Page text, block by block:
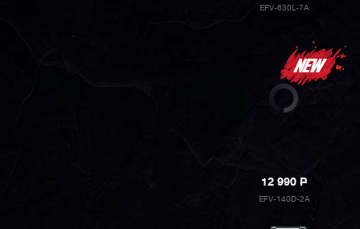
EFV-630L-7A
12 990P
EFV-140D-2A